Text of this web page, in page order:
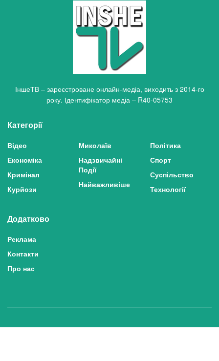
ІншеТВ – зареєстроване онлайн-медіа, виходить з 2014-го
року. Ідентифікатор медіа – R40-05753
Категорії
Відео
Економіка
Кримінал
Курйози
Миколаїв
Надзвичайні
Події
Найважливіше
Політика
Спорт
Суспільство
Технології
Додатково
Реклама
Контакти
Про нас
Політика конфіденційності та захисту персональних даних